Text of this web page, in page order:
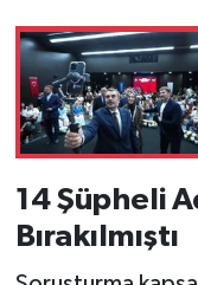
14 Şüpheli
Bırakılmıştı